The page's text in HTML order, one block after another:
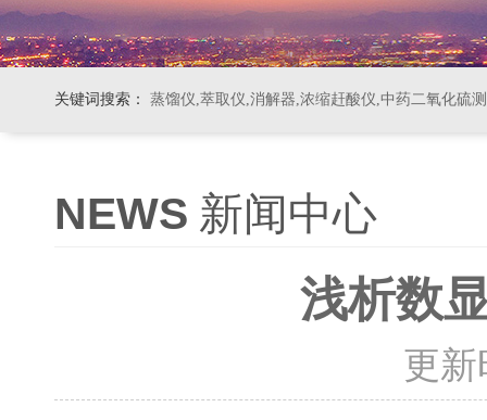
关键词搜索： 蒸馏仪,萃取仪,消解器,浓缩赶酸仪,中药二氧化硫
NEWS 新闻中心
浅析数
更新